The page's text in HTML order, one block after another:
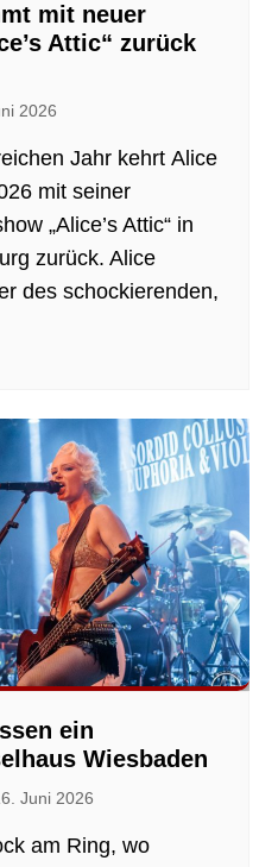
mit neuer
Attic“ zurück
2026
Jahr kehrt Alice
mit seiner
„Alice’s Attic“ in
zurück. Alice
des schockierenden,
ein
Wiesbaden
Juni 2026
am Ring, wo